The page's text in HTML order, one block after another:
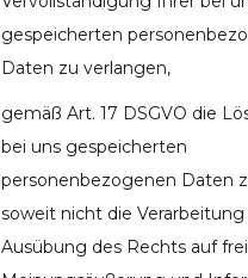
gespeicherten
Daten zu verlangen,
gemäß Art. 17 DSGVO die
bei uns gespeicherten
personenbezogenen Daten
soweit nicht die Verarbeitung
Ausübung des Rechts auf